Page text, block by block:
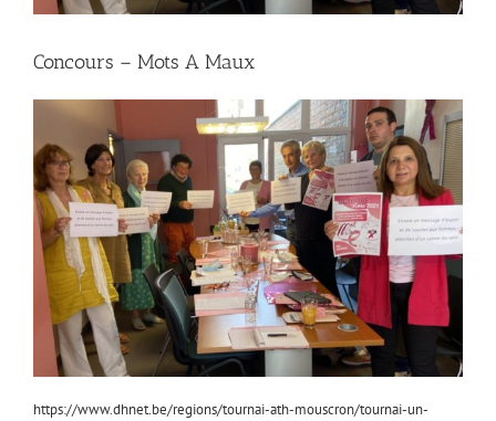
Concours – Mots A Maux
https://www.dhnet.be/regions/tournai-ath-mouscron/tournai-un-